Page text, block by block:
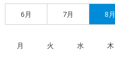
6月 7月 8月
月 火 水 木